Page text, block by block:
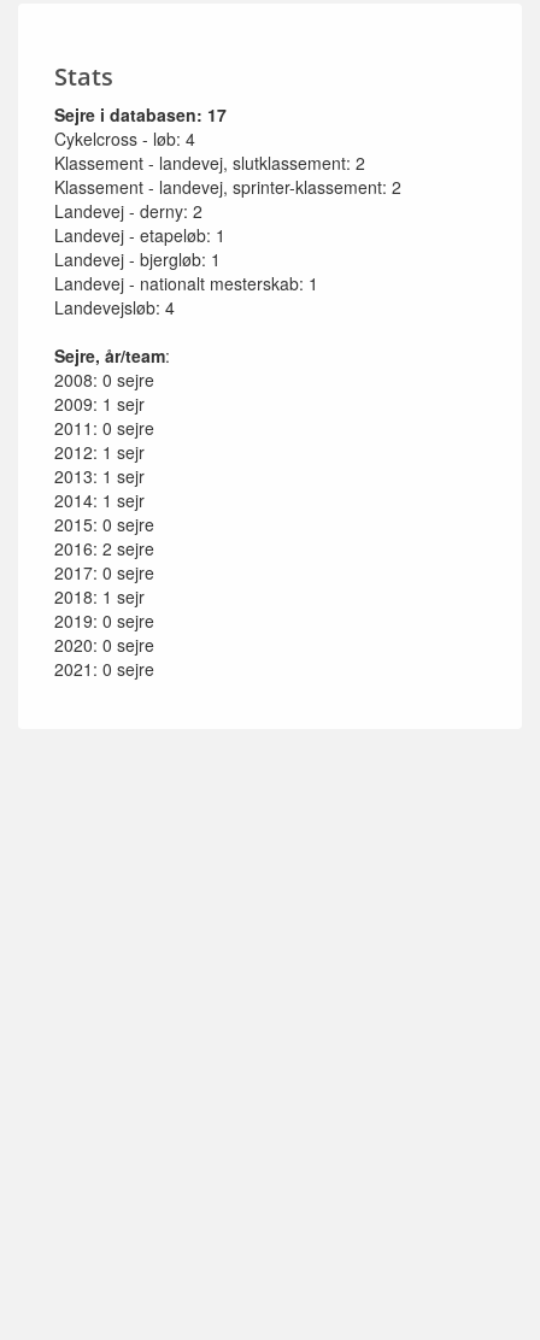
Stats
Sejre i databasen: 17
Cykelcross - løb: 4
Klassement - landevej, slutklassement: 2
Klassement - landevej, sprinter-klassement: 2
Landevej - derny: 2
Landevej - etapeløb: 1
Landevej - bjergløb: 1
Landevej - nationalt mesterskab: 1
Landevejsløb: 4
Sejre, år/team:
2008: 0 sejre
2009: 1 sejr
2011: 0 sejre
2012: 1 sejr
2013: 1 sejr
2014: 1 sejr
2015: 0 sejre
2016: 2 sejre
2017: 0 sejre
2018: 1 sejr
2019: 0 sejre
2020: 0 sejre
2021: 0 sejre